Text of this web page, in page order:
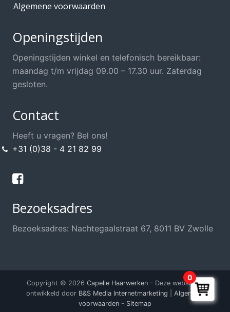
Algemene voorwaarden
Openingstijden
Openingstijden winkel en telefonisch bereikbaar:
maandag t/m vrijdag 09.00 – 17.30 uur. Zaterdag
gesloten.
Contact
Heeft u vragen? Bel ons!
+31 (0)38 - 4 21 82 99
Bezoeksadres
Bezoeksadres: Nachtegaalstraat 67, 8011 BV Zwolle
Copyright © 2026 Capelle Haarwerken- Deze website is
ontwikkeld door B&S Media Internetmarketing
Algemene
voorwaarden - Sitemap
0